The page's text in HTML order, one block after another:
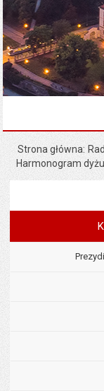
Strona główna
Harmonogram